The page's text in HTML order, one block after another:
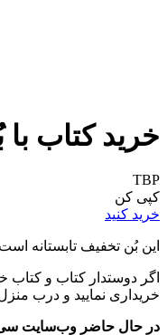
خرید کتاب با بُن
TBP
کپی کن
خرید کنید
این بُن تخفیف تابستانه
اگر دوستدار کتاب و
خریداری نمایید و درب